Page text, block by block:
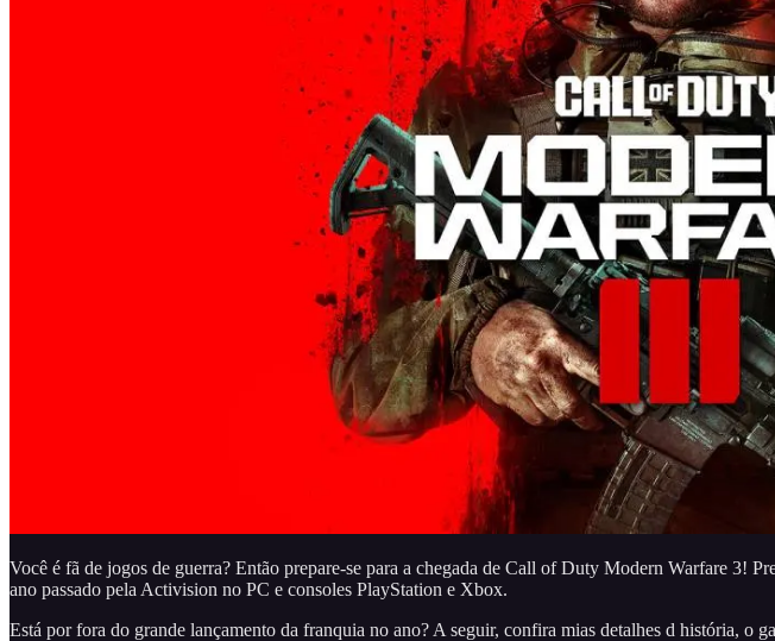
Você é fã de jogos de guerra? Então prepare-se para a chegada de Call of Duty Modern Warfare 3!
ano passado pela Activision no PC e consoles PlayStation e Xbox.
Está por fora do grande lançamento da franquia no ano? A seguir, confira mias detalhes d história, o